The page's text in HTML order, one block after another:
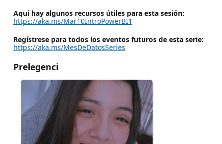
Aquí hay algunos recursos útiles para esta sesión:
https://aka.ms/Mar10IntroPowerBI1
Regístrese para todos los eventos futuros de esta serie:
https://aka.ms/MesDeDatosSeries
Prelegenci